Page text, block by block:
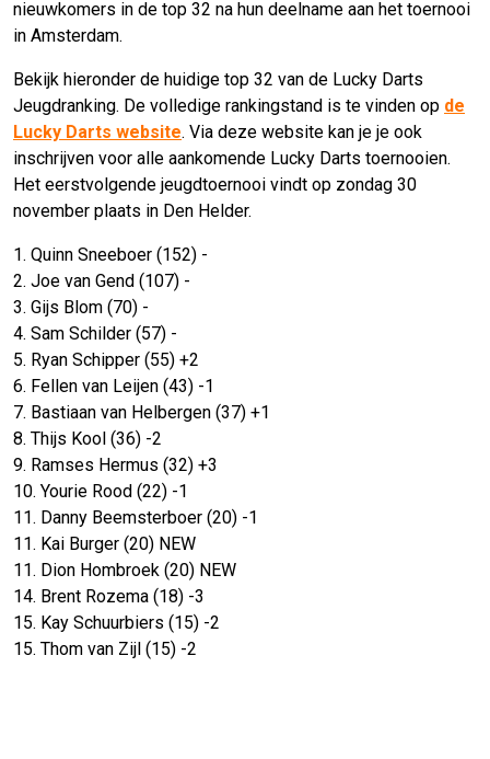
nieuwkomers in de top 32 na hun deelname aan het toernooi
in Amsterdam.
Bekijk hieronder de huidige top 32 van de Lucky Darts
Jeugdranking. De volledige rankingstand is te vinden op de
Lucky Darts website. Via deze website kan je je ook
inschrijven voor alle aankomende Lucky Darts toernooien.
Het eerstvolgende jeugdtoernooi vindt op zondag 30
november plaats in Den Helder.
1. Quinn Sneeboer (152) -
2. Joe van Gend (107) -
3. Gijs Blom (70) -
4. Sam Schilder (57) -
5. Ryan Schipper (55) +2
6. Fellen van Leijen (43) -1
7. Bastiaan van Helbergen (37) +1
8. Thijs Kool (36) -2
9. Ramses Hermus (32) +3
10. Yourie Rood (22) -1
11. Danny Beemsterboer (20) -1
11. Kai Burger (20) NEW
11. Dion Hombroek (20) NEW
14. Brent Rozema (18) -3
15. Kay Schuurbiers (15) -2
15. Thom van Zijl (15) -2